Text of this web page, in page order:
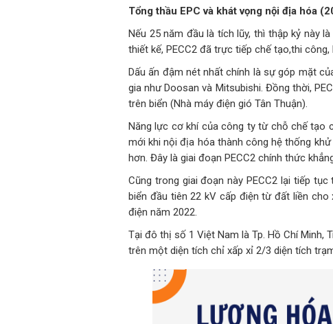
Tổng thầu EPC và khát vọng nội địa hóa
Nếu 25 năm đầu là tích lũy, thì thập kỷ này
thiết kế, PECC2 đã trực tiếp chế tạo,thi
Dấu ấn đậm nét nhất chính là sự góp mặt
gia như Doosan và Mitsubishi. Đồng thời,
trên biển (Nhà máy điện gió Tân Thuận).
Năng lực cơ khí của công ty từ chỗ chế tạo
mới khi nội địa hóa thành công hệ thống
hơn. Đây là giai đoạn PECC2 chính thức
Cũng trong giai đoạn này PECC2 lại tiếp
biển đầu tiên 22 kV cấp điện từ đất liền
điện năm 2022.
Tại đô thị số 1 Việt Nam là Tp. Hồ Chí Minh,
trên một diện tích chỉ xấp xỉ 2/3 diện tích